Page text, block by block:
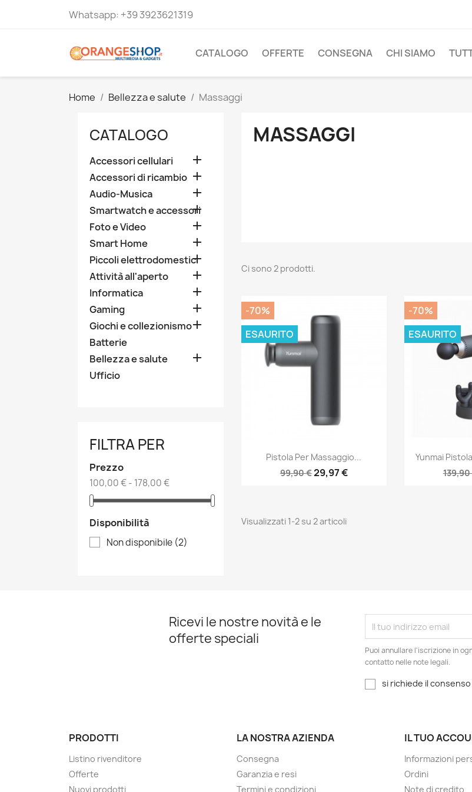
Whatsapp: +39 3923621319
CATALOGO OFFERTE CONSEGNA CHI SIAMO
Home Bellezza e salute Massaggi
CATALOGO
Accessori cellulari 
Accessori di ricambio 
Audio-Musica 
Smartwatch e accessori

Foto e Video 
Smart Home 
Piccoli elettrodomestici

Attività all'aperto 
Informatica 
Gaming 
Giochi e collezionismo
Batterie
Bellezza e salute

Ufficio
FILTRA PER
Prezzo
100,00 € - 178,00 €
Disponibilità
Non disponibile (2)
MASSAGGI
Ci sono 2 prodotti.
Anteprima
Pistola Per Massaggio...
99,90 €29,97 €
-70%
ESAURITO

Yunmai
-70%
ESAURITO
Visualizzati 1-2 su 2 articoli
Ricevi le nostre novità e le
offerte speciali
Puoi annullare l'iscrizione in
contatto nelle note legali.
si richiede il
PRODOTTI
Listino rivenditore
Offerte
Nuovi prodotti
LA NOSTRA AZIENDA
Consegna
Garanzia e resi
Termini e condizioni
IL TUO
Informazioni
Ordini
Note di credito